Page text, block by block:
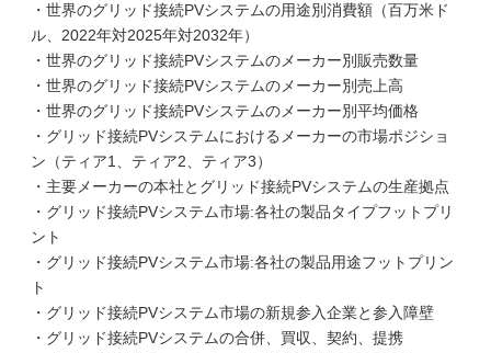
・世界のグリッド接続PVシステムの用途別消費額（百万米ド
ル、2022年対2025年対2032年）
・世界のグリッド接続PVシステムのメーカー別販売数量
・世界のグリッド接続PVシステムのメーカー別売上高
・世界のグリッド接続PVシステムのメーカー別平均価格
・グリッド接続PVシステムにおけるメーカーの市場ポジショ
ン（ティア1、ティア2、ティア3）
・主要メーカーの本社とグリッド接続PVシステムの生産拠点
・グリッド接続PVシステム市場:各社の製品タイプフットプリ
ント
・グリッド接続PVシステム市場:各社の製品用途フットプリン
ト
・グリッド接続PVシステム市場の新規参入企業と参入障壁
・グリッド接続PVシステムの合併、買収、契約、提携